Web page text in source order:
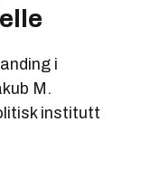
i
M.
institutt